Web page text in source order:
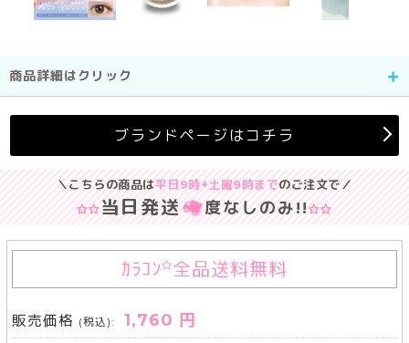
商品詳細はクリック
ブランドページはコチラ
＼こちらの商品は平日9時+土曜9時までのご注文で／
当日発送 度なしのみ !!
ｶﾗｺﾝ 全品送料無料
販売価格 (税込): 1,760 円